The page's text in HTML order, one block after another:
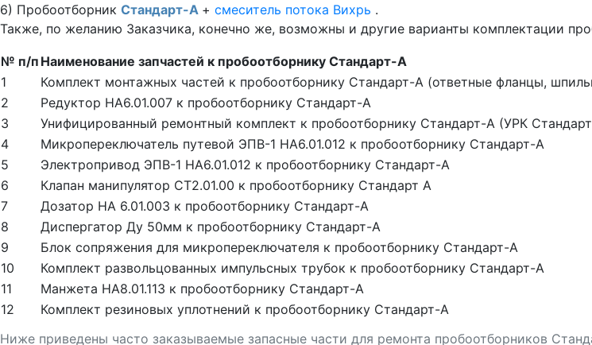
6) Пробоотборник Стандарт-А + смеситель потока Вихрь .
Также, по желанию Заказчика, конечно же, возможны и другие варианты комплектации
Ниже приведены часто заказываемые запасные части для ремонта пробоотборников
№ п/п Наименование запчастей к пробоотборнику Стандарт-А
1
Комплект монтажных частей к пробоотборнику Стандарт-А (ответные фланцы,
2
Редуктор НА6.01.007 к пробоотборнику Стандарт-А
3
Унифицированный ремонтный комплект к пробоотборнику Стандарт-А (УРК
4
Микропереключатель путевой ЭПВ-1 НА6.01.012 к пробоотборнику Стандарт-А
5
Электропривод ЭПВ-1 НА6.01.012 к пробоотборнику Стандарт-А
6
Клапан манипулятор СТ2.01.00 к пробоотборнику Стандарт А
7
Дозатор НА 6.01.003 к пробоотборнику Стандарт-А
8
Диспергатор Ду 50мм к пробоотборнику Стандарт-А
9
Блок сопряжения для микропереключателя к пробоотборнику Стандарт-А
10
Комплект развольцованных импульсных трубок к пробоотборнику Стандарт-А
11
Манжета НА8.01.113 к пробоотборнику Стандарт-А
12
Комплект резиновых уплотнений к пробоотборнику Стандарт-А